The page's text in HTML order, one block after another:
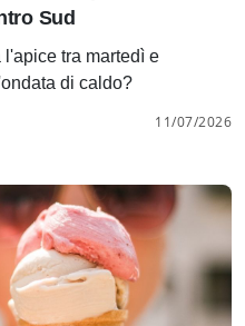
Sud
tra martedì e
di caldo?
11/07/2026